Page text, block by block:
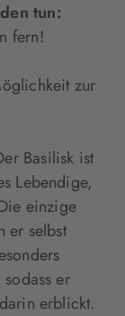
tun:
fern!
zur
Basilisk ist
Lebendige,
einzige
er selbst
er
erblickt.